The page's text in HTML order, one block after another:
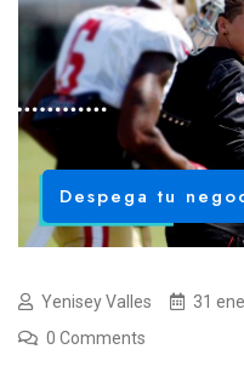
Despega tu
Yenisey Valles 31
0 Comments